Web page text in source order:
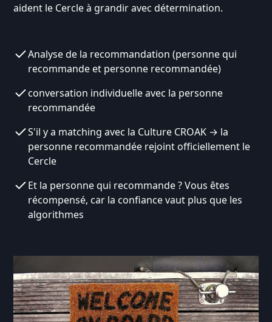
aident le Cercle à grandir avec détermination.
Analyse de la recommandation (personne qui
recommande et personne recommandée)
conversation individuelle avec la personne
recommandée
S'il y a matching avec la Culture CROAK → la
personne recommandée rejoint officiellement le
Cercle
Et la personne qui recommande ? Vous êtes
récompensé, car la confiance vaut plus que les
algorithmes